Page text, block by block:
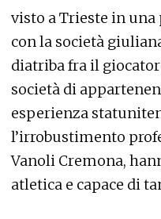
visto a Trieste in una
con la società
diatriba fra il
società di
esperienza
l’irrobustimento
Vanoli Cremona,
atletica e capace di